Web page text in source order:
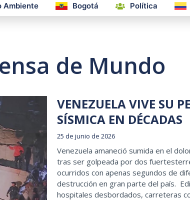
Ambiente Bogotá Política
de Mundo
VENEZUELA VIVE SU
SÍSMICA EN DÉCADAS
25 de junio de 2026
Venezuela amaneció sumida en el
tras ser golpeada por dos
ocurridos con apenas segundos de
destrucción en gran parte del país.
hospitales desbordados, carreteras
Page Page Page Page